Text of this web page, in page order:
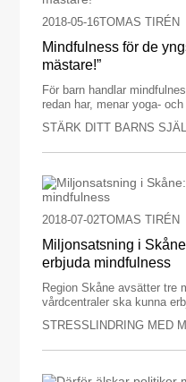
2018-05-16TOMAS TIRÉN
Mindfulness för de
mästare!”
För barn handlar
redan har, menar yoga- och
STÄRK DITT BARNS
2018-07-02TOMAS TIRÉN
Miljonsatsning i
erbjuda mindfulness
Region Skåne avsätter tre
vårdcentraler ska kunna
STRESSLINDRING MED